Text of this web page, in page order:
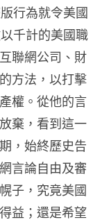
行為就令美國
千計的美國職
聯網公司、財
方法，以打擊
權。從他的言
棄，看到這一
，始終歷史告
言論自由及審
子，究竟美國
益；還是希望